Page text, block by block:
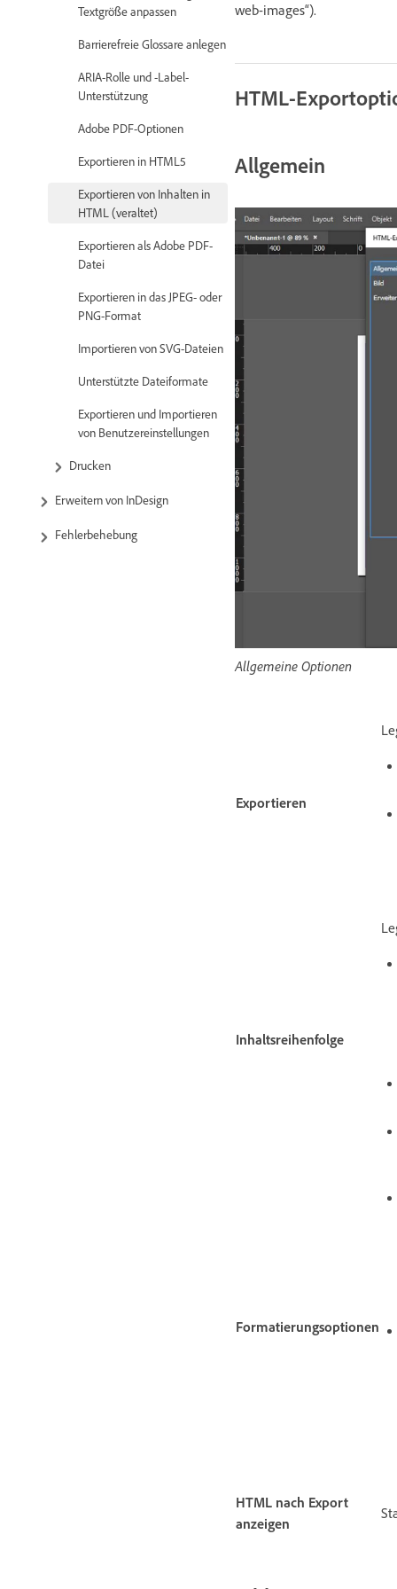
Textgröße anpassen
Barrierefreie Glossare anlegen
ARIA-Rolle und -Label-
Unterstützung
Adobe PDF-Optionen
Exportieren in HTML5
Exportieren von Inhalten in
HTML (veraltet)
Exportieren als Adobe PDF-
Datei
Exportieren in das JPEG- oder
PNG-Format
Importieren von SVG-Dateien
Unterstützte Dateiformate
Exportieren und Importieren
von Benutzereinstellungen
Drucken
Erweitern von InDesign
Fehlerbehebung
web-images“).
HTML-
Allgemein
Allgemeine Optionen
Exportieren
Inhaltsreihenfolge
Formatierungsoptionen
HTML nach Export
anzeigen